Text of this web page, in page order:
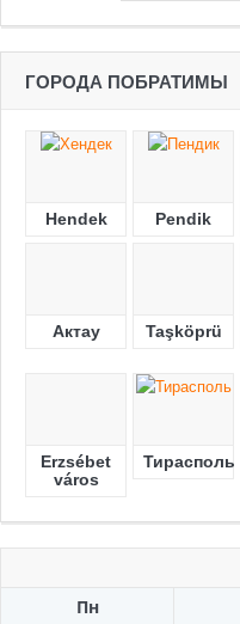
ГОРОДА ПОБРАТИМЫ
Hendek Pendik
Актау Taşköprü
Erzsébet
város
Тирасполь
Пн